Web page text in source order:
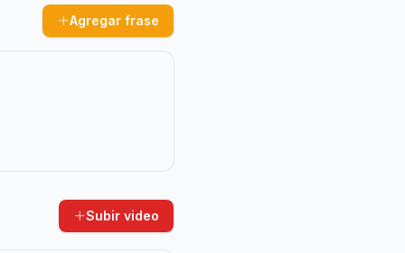
Agregar frase
Subir video